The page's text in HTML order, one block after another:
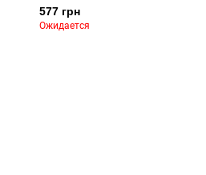
1000х600х50 мм, упаковка 4
плиты, 2.4 м2
577 грн
Ожидается